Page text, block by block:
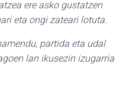
ere asko gustatzen
eta ongi zateari lotuta.
partida eta udal
lan ikusezin izugarria